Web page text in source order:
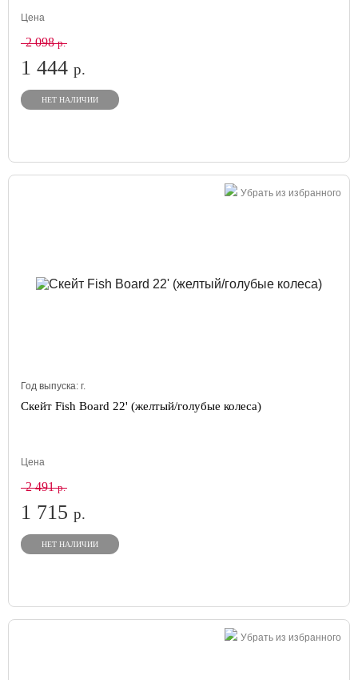
Цена
2 098р.
1 444 р.
НЕТ НАЛИЧИИ
Убрать из избранного
Год выпуска: г.
Скейт Fish Board 22' (желтый/голубые колеса)
Цена
2 491р.
1 715 р.
НЕТ НАЛИЧИИ
Убрать из избранного